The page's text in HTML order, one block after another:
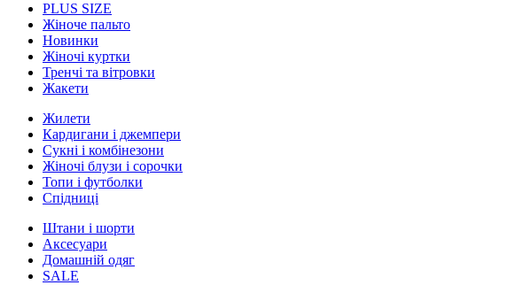
PLUS SIZE
Жіноче пальто
Новинки
Жіночі куртки
Тренчі та вітровки
Жакети
Жилети
Кардигани і джемпери
Сукні і комбінезони
Жіночі блузи і сорочки
Топи і футболки
Спідниці
Штани і шорти
Аксесуари
Домашній одяг
SALE